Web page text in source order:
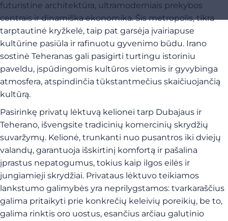
futuristine architektūra, ultramoderniais prekybos
centrais ir dinamiška ekonomika. Šis metropolis, tikra
tarptautinė kryžkelė, taip pat garsėja įvairiapuse
kultūrine pasiūla ir rafinuotu gyvenimo būdu. Irano
sostinė Teheranas gali pasigirti turtingu istoriniu
paveldu, įspūdingomis kultūros vietomis ir gyvybinga
atmosfera, atspindinčia tūkstantmečius skaičiuojančią
kultūrą.
Pasirinkę privatų lėktuvą kelionei tarp Dubajaus ir
Teherano, išvengsite tradicinių komercinių skrydžių
suvaržymų. Kelionė, trunkanti nuo pusantros iki dviejų
valandų, garantuoja išskirtinį komfortą ir pašalina
įprastus nepatogumus, tokius kaip ilgos eilės ir
jungiamieji skrydžiai. Privataus lėktuvo teikiamos
lankstumo galimybės yra neprilygstamos: tvarkaraščius
galima pritaikyti prie konkrečių keleivių poreikių, be to,
galima rinktis oro uostus, esančius arčiau galutinio